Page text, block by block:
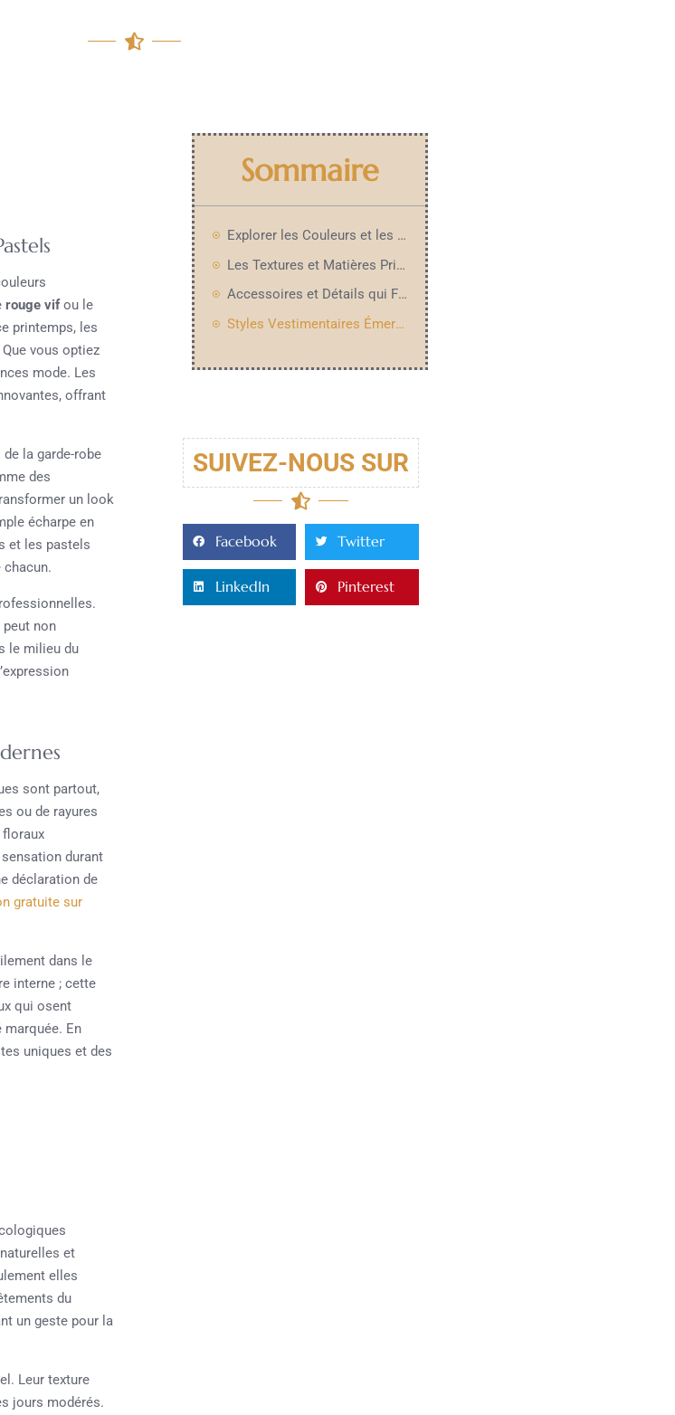
rouge vifou le
printemps, les
vous optiez
mode. Les
offrant
la garde-robe
des
un look
écharpe en
et les pastels
chacun.
peut non
le milieu du
sont partout,
ou de rayures
durant
déclaration de
gratuite sur
dans le
interne ; cette
qui osent
En
uniques et des
et
elles
du
un geste pour la
Leur texture
jours modérés.
Sommaire
Explorer les Couleurs et les Imprimés
Les Textures et Matières Prisées
Accessoires et Détails qui Font la Différence
Styles Vestimentaires Émergents
SUIVEZ-NOUS SUR
Facebook Twitter
LinkedIn Pinterest